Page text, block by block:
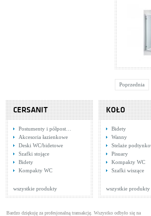
Poprzednia
CERSANIT
Postumenty i półpost…
Akcesoria łazienkowe
Deski WC/bidetowe
Szafki stojące
Bidety
Kompakty WC
wszystkie produkty
KOŁO
Bidety
Wanny
Stelaże
Pisuary
Kompakty WC
Szafki wiszące
wszystkie produkty
Bardzo dziękuję za profesjonalną transakcję. Wszystko odbyło się na